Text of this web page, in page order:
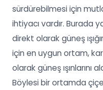
sürdürebilmesi için
ihtiyacı vardır. Burada
direkt olarak güneş
için en uygun ortam,
olarak güneş ışınlarını
Böylesi bir ortamda